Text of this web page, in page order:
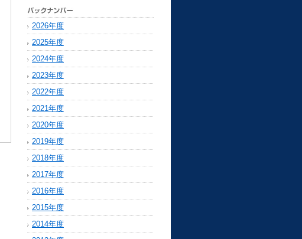
2026年度
2025年度
2024年度
2023年度
2022年度
2021年度
2020年度
2019年度
2018年度
2017年度
2016年度
2015年度
2014年度